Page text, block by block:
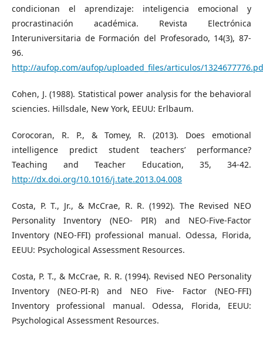
condicionan el aprendizaje: inteligencia emocional y
procrastinación académica. Revista Electrónica
Interuniversitaria de Formación del Profesorado, 14(3), 87-
96.
http://aufop.com/aufop/uploaded_files/articulos/
Cohen, J. (1988). Statistical power analysis for the behavioral
sciencies. Hillsdale, New York, EEUU: Erlbaum.
Corocoran, R. P., & Tomey, R. (2013). Does emotional
intelligence predict student teachers’ performance?
Teaching and Teacher Education, 35, 34-42.
http://dx.doi.org/10.1016/j.tate.2013.04.008
Costa, P. T., Jr., & McCrae, R. R. (1992). The Revised NEO
Personality Inventory (NEO- PIR) and NEO-Five-Factor
Inventory (NEO-FFI) professional manual. Odessa, Florida,
EEUU: Psychological Assessment Resources.
Costa, P. T., & McCrae, R. R. (1994). Revised NEO Personality
Inventory (NEO-PI-R) and NEO Five- Factor (NEO-FFI)
Inventory professional manual. Odessa, Florida, EEUU:
Psychological Assessment Resources.